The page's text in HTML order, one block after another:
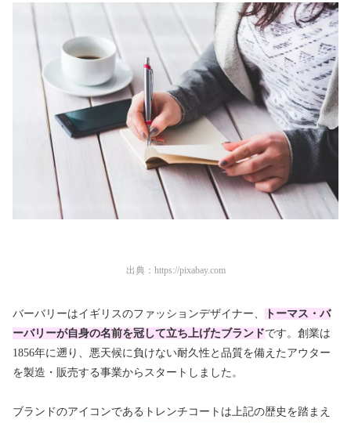
出典： https://pixabay.com
バーバリーはイギリスのファッションデザイナー、
トーマス・バ
ーバリーが自身の名前を冠して立ち上げたブランドです。創業は
1856年に遡り、悪天候に負けない耐久性と品質を備えたアウター
を製造・販売する事業からスタートしました。
ブランドのアイコンであるトレンチコートは上記の歴史を踏まえ